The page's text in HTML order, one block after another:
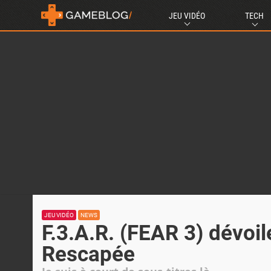
JEU VIDÉO TECH
JEU VIDÉO NEWS
F.3.A.R. (FEAR 3)
Rescapée